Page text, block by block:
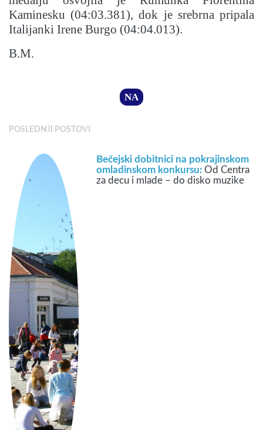
Kaminesku (04:03.381), dok je srebrna pripala
Italijanki Irene Burgo (04:04.013).
B.M.
NA
POSLEDNJI POSTOVI
Bečejski dobitnici na pokrajinskom
omladinskom konkursu:Od Centra
za decu i mlade – do disko muzike